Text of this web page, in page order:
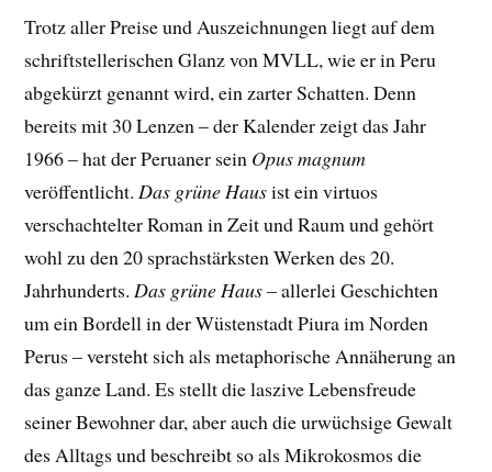
Trotz aller Preise und Auszeichnungen liegt auf dem
schriftstellerischen Glanz von MVLL, wie er in Peru
abgekürzt genannt wird, ein zarter Schatten. Denn
bereits mit 30 Lenzen – der Kalender zeigt das Jahr
1966 – hat der Peruaner sein Opus magnum
veröffentlicht. Das grüne Hausist ein virtuos
verschachtelter Roman in Zeit und Raum und gehört
wohl zu den 20 sprachstärksten Werken des 20.
Jahrhunderts. Das grüne Haus– allerlei Geschichten
um ein Bordell in der Wüstenstadt Piura im Norden
Perus – versteht sich als metaphorische Annäherung an
das ganze Land. Es stellt die laszive Lebensfreude
seiner Bewohner dar, aber auch die urwüchsige Gewalt
des Alltags und beschreibt so als Mikrokosmos die